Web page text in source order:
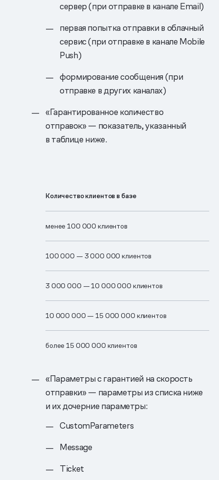
сервер (при отправке в канале Email)
первая попытка отправки в облачный
сервис (при отправке в канале Mobile
Push)
формирование сообщения (при
отправке в других каналах)
«Гарантированное количество
отправок» — показатель, указанный
в таблице ниже.
Количество клиентов в базе
менее 100 000 клиентов
100 0​00 —​ 3 0​00 0​00 клиентов
3 00​0 000 —​ 10 0​00 0​00 клиентов
10 0​00 0​00 —​ 15 00​0 00​0 клиентов
более 15 00​0 00​0 клиентов
«Параметры с гарантией на скорость
отправки» — параметры из списка ниже
и их дочерние параметры:
CustomParameters
Message
Ticket